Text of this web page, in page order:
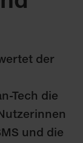
der
Tech die
und die